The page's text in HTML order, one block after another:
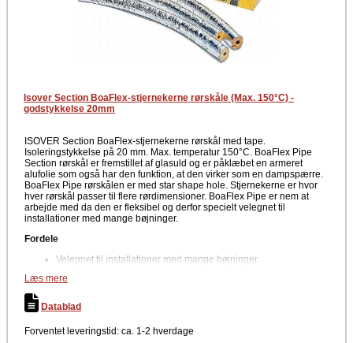
Isover Section BoaFlex-stjernekerne rørskåle (Max. 150°C) -
godstykkelse 20mm
ISOVER Section BoaFlex-stjernekerne rørskål med tape.
Isoleringstykkelse på 20 mm. Max. temperatur 150°C. BoaFlex Pipe
Section rørskål er fremstillet af glasuld og er påklæbet en armeret
alufolie som også har den funktion, at den virker som en dampspærre.
BoaFlex Pipe rørskålen er med star shape hole. Stjernekerne er hvor
hver rørskål passer til flere rørdimensioner. BoaFlex Pipe er nem at
arbejde med da den er fleksibel og derfor specielt velegnet til
installationer med mange bøjninger.
Fordele
Velegnet til installationer med mange bøjninger
Vandafvisende
Ingen tilskæring ved rørbøjninger
Samme rørskål passer til flere rørdimensioner
Med armeret folie der fungerer som dampspærrer
Optaget i databasen for byggeprodukter, der kan bruges i
Læs mere
Datablad
Forventet leveringstid: ca. 1-2 hverdage